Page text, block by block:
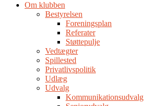
Om klubben
Bestyrelsen
Foreningsplan
Referater
Støttepulje
Vedtægter
Spillested
Privatlivspolitik
Udlæg
Udvalg
Kommunikationsudvalg